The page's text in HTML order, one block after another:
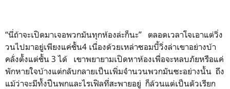
“นี่ถ้าจะเปิดมาเจอพวกมันทุกห้องล่ะก็นะ” ตลอดเวลาโจเอาแต่วิ่ง
วนไปมาอยู่เพียงแค่ชั้น4 เนื่องด้วยเหล่าซอมบี้วิ่งล่าเขาอย่างบ้า
คลั่งตั้งแต่ชั้น 3 ได้ เขาพยายามเปิดหาห้องเพื่อจะหลบภัยหรือแค่
พักหายใจบ้างแต่กลับกลายเป็นเพิ่มจำนวนพวกมันซะอย่างนั้น ถึง
แม้ว่าจะมีทั้งปืนพกและไรเฟิลที่สะพายอยู่ ก็ล้วนแต่เป็นตัวเรียก